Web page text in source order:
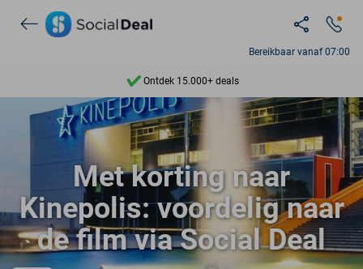
Bereikbaar vanaf 07:00
Ontdek 15.000+ deals
7 dagen per week beschikbaar
10+ miljoen leden
9,4
Ontdek 15.000+ deals
Met korting naar
Kinepolis: voordelig naar
de film via Social Deal